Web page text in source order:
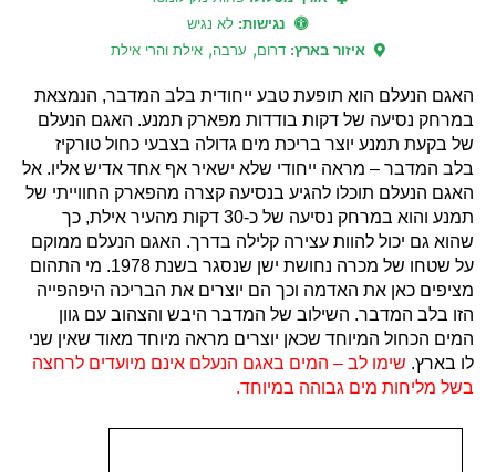
נגישות: לא נגיש
איזור בארץ: דרום, ערבה, אילת והרי אילת
האגם הנעלם הוא תופעת טבע ייחודית בלב המדבר, הנמצאת
במרחק נסיעה של דקות בודדות מפארק תמנע. האגם הנעלם
של בקעת תמנע יוצר בריכת מים גדולה בצבעי כחול טורקיז
בלב המדבר – מראה ייחודי שלא ישאיר אף אחד אדיש אליו. אל
האגם הנעלם תוכלו להגיע בנסיעה קצרה מהפארק החווייתי של
תמנע והוא במרחק נסיעה של כ-30 דקות מהעיר אילת, כך
שהוא גם יכול להוות עצירה קלילה בדרך. האגם הנעלם ממוקם
על שטחו של מכרה נחושת ישן שנסגר בשנת 1978. מי התהום
מציפים כאן את האדמה וכך הם יוצרים את הבריכה היפהפייה
הזו בלב המדבר. השילוב של המדבר היבש והצהוב עם גוון
המים הכחול המיוחד שכאן יוצרים מראה מיוחד מאוד שאין שני
לו בארץ. שימו לב – המים באגם הנעלם אינם מיועדים לרחצה
בשל מליחות מים גבוהה במיוחד.